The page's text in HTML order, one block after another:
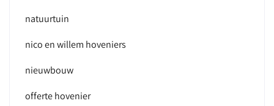
natuurtuin
nico en willem hoveniers
nieuwbouw
offerte hovenier